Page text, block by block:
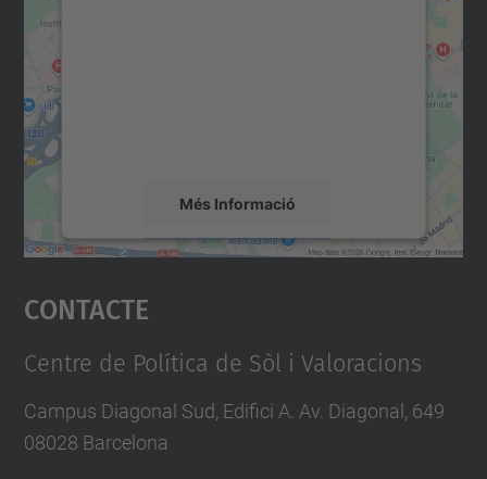
Més Informació
Accepta
powered by
Contacte
Centre de Política de Sòl i Valoracions
Campus Diagonal Sud, Edifici A. Av. Diagonal, 649
08028 Barcelona